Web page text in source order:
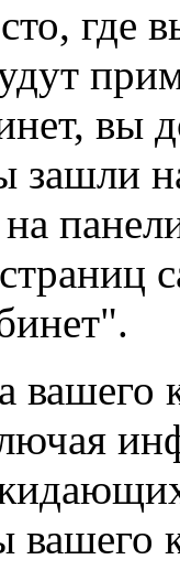
где
вы
зашли
на
вашего
вашего